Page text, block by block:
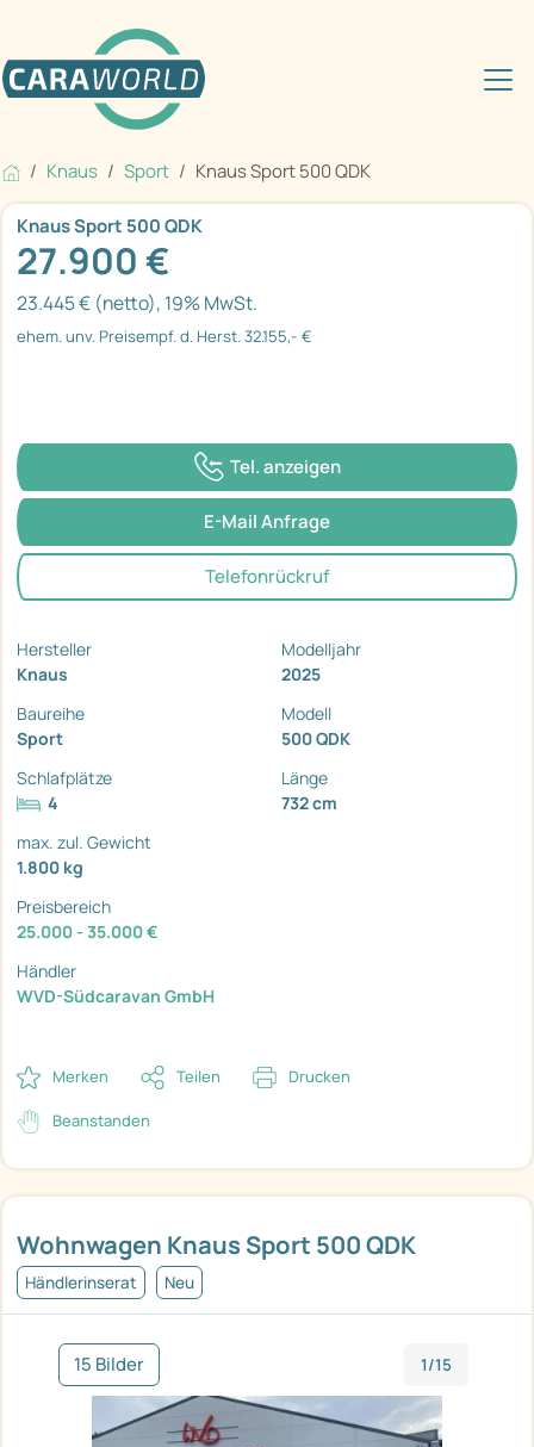
Knaus Sport Knaus Sport 500 QDK
Wohnwagen Knaus Sport 500 QDK
Händlerinserat Neu
15 Bilder 1/15
Knaus Sport 500 QDK
27.900 €
23.445 € (netto), 19% MwSt.
ehem. unv. Preisempf. d. Herst. 32.155,- €
Tel. anzeigen
E-Mail Anfrage
Telefonrückruf
Hersteller
Knaus
Modelljahr
2025
Baureihe
Sport
Modell
500 QDK
Schlafplätze
4
Länge
732 cm
max. zul. Gewicht
1.800 kg
Preisbereich
25.000 - 35.000 €
Händler
WVD-Südcaravan GmbH
Merken Teilen Drucken
Beanstanden